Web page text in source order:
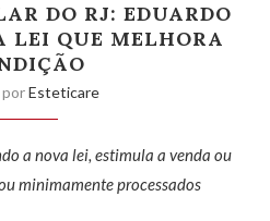
DO RJ: EDUARDO
LEI QUE MELHORA
Esteticare
a nova lei, estimula a venda ou
minimamente processados